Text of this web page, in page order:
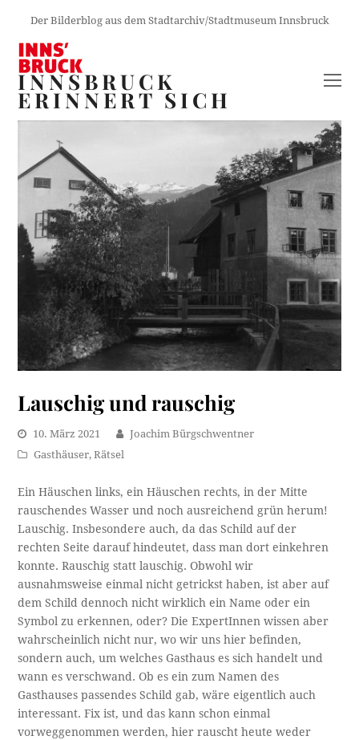
Der Bilderblog aus dem Stadtarchiv/Stadtmuseum Innsbruck
INNSBRUCK
ERINNERT SICH
Lauschig und rauschig
10. März 2021
Joachim Bürgschwentner
Gasthäuser,Rätsel
Ein Häuschen links, ein Häuschen rechts, in der Mitte
rauschendes Wasser und noch ausreichend grün herum!
Lauschig. Insbesondere auch, da das Schild auf der
rechten Seite darauf hindeutet, dass man dort einkehren
konnte. Rauschig statt lauschig. Obwohl wir
ausnahmsweise einmal nicht getrickst haben, ist aber auf
dem Schild dennoch nicht wirklich ein Name oder ein
Symbol zu erkennen, oder? Die ExpertInnen wissen aber
wahrscheinlich nicht nur, wo wir uns hier befinden,
sondern auch, um welches Gasthaus es sich handelt und
wann es verschwand. Ob es ein zum Namen des
Gasthauses passendes Schild gab, wäre eigentlich auch
interessant. Fix ist, und das kann schon einmal
vorweggenommen werden, hier rauscht heute weder